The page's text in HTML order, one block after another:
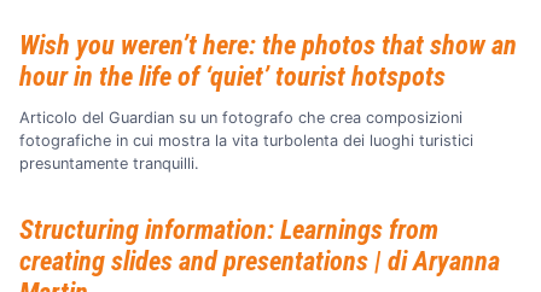
Wish you weren’t here: the photos that show an
hour in the life of ‘quiet’ tourist hotspots
Articolo del Guardian su un fotografo che crea composizioni
fotografiche in cui mostra la vita turbolenta dei luoghi turistici
presuntamente tranquilli.
Structuring information: Learnings from
creating slides and presentations | di Aryanna